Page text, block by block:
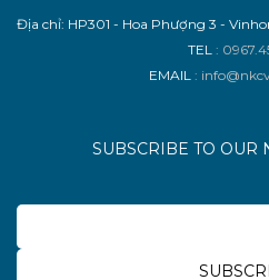
Địa chỉ: HP301 - Hoa Phượng 3 -
TEL :
EMAIL :
SUBSCRIBE TO OUR